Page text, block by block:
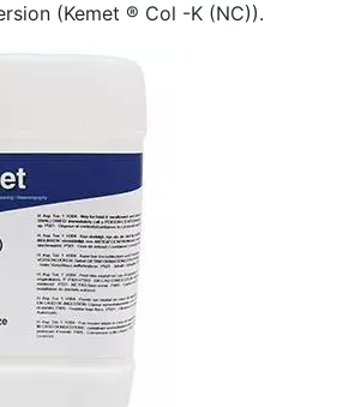
(Kemet ® Col -K (NC)).